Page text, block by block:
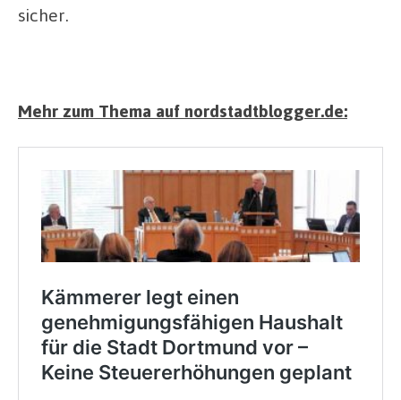
sicher.
Mehr zum Thema auf nordstadtblogger.de: